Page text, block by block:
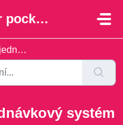
Company in your pocket | Portal
systém